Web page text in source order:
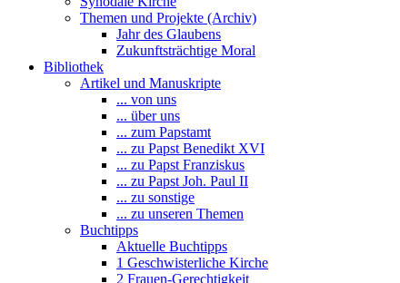
Themen und Projekte (Archiv)
Jahr des Glaubens
Zukunftsträchtige Moral
Bibliothek
Artikel und Manuskripte
... von uns
... über uns
... zum Papstamt
... zu Papst Benedikt XVI
... zu Papst Franziskus
... zu Papst Joh. Paul II
... zu sonstige
... zu unseren Themen
Buchtipps
Aktuelle Buchtipps
1 Geschwisterliche Kirche
2 Frauen-Gerechtigkeit